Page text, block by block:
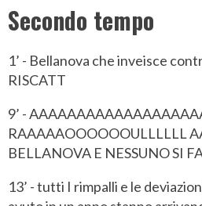
Secondo tempo
1’ - Bellanova che inveisce
RISCATT
9’ -
RAAAAAOOOOOOULLLLLL
BELLANOVA E NESSUNO SI
13’ - tutti I rimpalli e le